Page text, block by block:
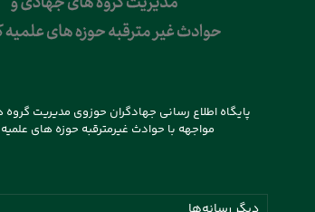
پایگاه اطلاع رسانی جهادگران حوزوی مدیریت
مواجهه با حوادث غیرمترقبه حوزه های